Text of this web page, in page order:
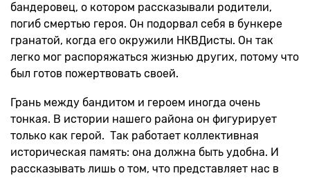
бандеровец, о котором рассказывали родители,
погиб смертью героя. Он подорвал себя в бункере
гранатой, когда его окружили НКВДисты. Он так
легко мог распоряжаться жизнью других, потому что
был готов пожертвовать своей.
Грань между бандитом и героем иногда очень
тонкая. В истории нашего района он фигурирует
только как герой. Так работает коллективная
историческая память: она должна быть удобна. И
рассказывать лишь о том, что представляет нас в